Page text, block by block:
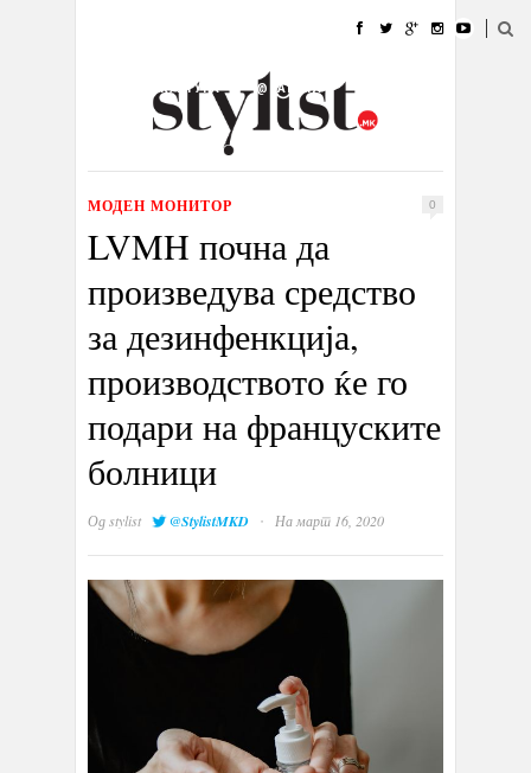
УБАВИНА
КУЛТУРА @РАБОТА
ИЗЛОГ
МОДЕН МОНИТОР 0
LVMH почна да
произведува средство
за дезинфенкција,
производството ќе го
подари на француските
болници
Одstylist @StylistMKD · На март 16, 2020